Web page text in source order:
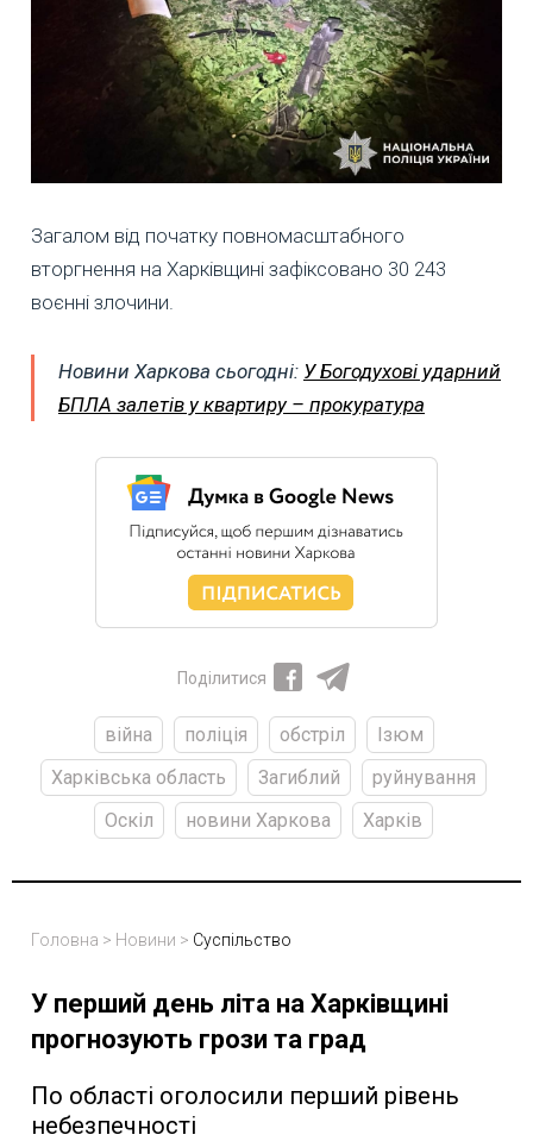
Загалом від початку повномасштабного
вторгнення на Харківщині зафіксовано 30 243
воєнні злочини.
Новини Харкова сьогодні: У Богодухові ударний
БПЛА залетів у квартиру – прокуратура
Поділитися
війна поліція обстріл
Ізюм
Харківська область
Загиблий
руйнування
Оскіл
новини Харкова Харків
Головна > Новини > Суспільство
У перший день літа на Харківщині
прогнозують грози та град
По області оголосили перший рівень
небезпечності